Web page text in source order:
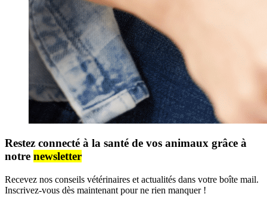
Restez connecté à la santé de vos animaux grâce à
notre newsletter
Recevez nos conseils vétérinaires et actualités dans votre boîte mail.
Inscrivez-vous dès maintenant pour ne rien manquer !